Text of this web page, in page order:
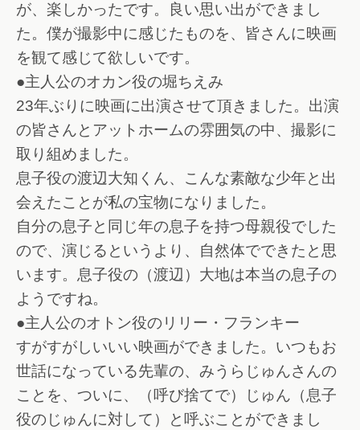
が、楽しかったです。良い思い出ができまし
た。僕が撮影中に感じたものを、皆さんに映画
を観て感じて欲しいです。
●主人公のオカン役の堀ちえみ
23年ぶりに映画に出演させて頂きました。出演
の皆さんとアットホームの雰囲気の中、撮影に
取り組めました。
息子役の渡辺大知くん、こんな素敵な少年と出
会えたことが私の宝物になりました。
自分の息子と同じ年の息子を持つ母親役でした
ので、演じるというより、自然体でできたと思
います。息子役の（渡辺）大地は本当の息子の
ようですね。
●主人公のオトン役のリリー・フランキー
すがすがしいいい映画ができました。いつもお
世話になっている先輩の、みうらじゅんさんの
ことを、ついに、（呼び捨てで）じゅん（息子
役のじゅんに対して）と呼ぶことができまし